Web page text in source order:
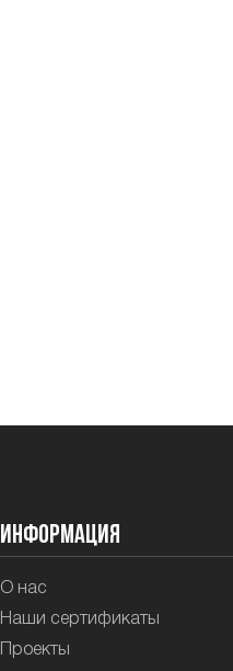
Информация
О нас
Наши сертификаты
Проекты